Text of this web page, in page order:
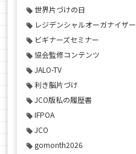
世界片づけの日
レジデンシャルオーガナイザー
ビギナーズセミナー
協会監修コンテンツ
JALO-TV
利き脳片づけ
JCO版私の履歴書
IFPOA
JCO
gomonth2026